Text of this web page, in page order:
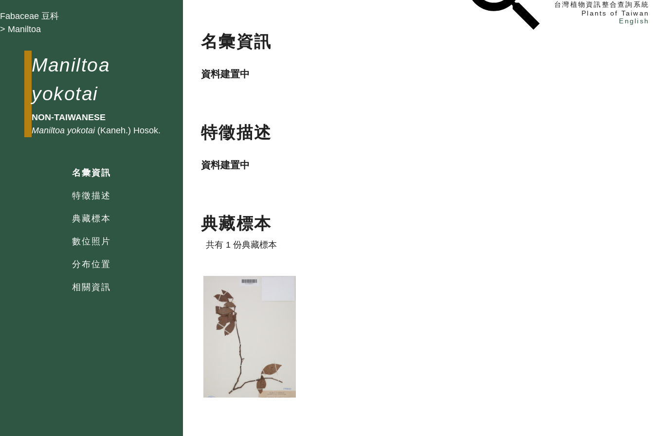
台灣植物資訊整合查詢系統
Plants of Taiwan
English
Fabaceae 豆科
> Maniltoa
Maniltoa
yokotai
NON-TAIWANESE
Maniltoa yokotai(Kaneh.) Hosok.
名彙資訊
特徵描述
典藏標本
數位照片
分布位置
相關資訊
名彙資訊
資料建置中
特徵描述
資料建置中
典藏標本
共有 1 份典藏標本